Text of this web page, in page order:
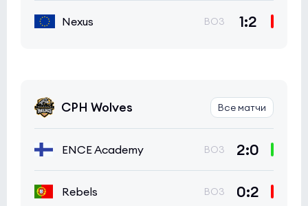
Nexus BO3 1:2
CPH Wolves Все матчи
ENCE Academy BO3 2:0
Rebels BO3 0:2